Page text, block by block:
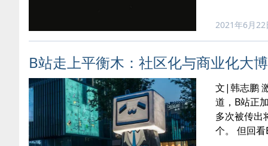
2021年6月22
B站走上平衡木：社区化与商业化大
文|韩志鹏
道，B站正
多次被传出
个。 但回